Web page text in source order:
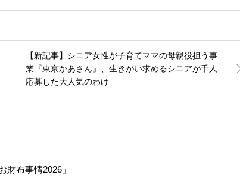
【新記事】シニア女性が子育てママの母親役担う事
業『東京かあさん』、生きがい求めるシニアが千人
応募した大人気のわけ
財布事情2026」